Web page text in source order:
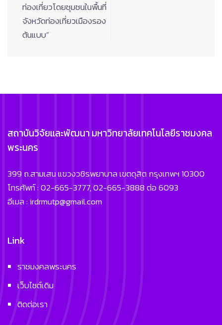
ท่องเที่ยวโดยชุมชนในพื้นที่
จังหวัดท่องเที่ยวเมืองรอง
ต้นแบบ”
สถาบันวิจัยและพัฒนา มหาวิทยาลัยเทคโนโลยีราชมงคล
พระนคร
399 ถ.สามเสน แขวงวชิรพยาบาล เขตดุสิต กรุงเทพฯ 10300
โทรศัพท์ : 02-665-3777, 02-665-3888 ต่อ 6093
อีเมล : irdrmutp@gmail.com
Link
ราชมงคลพระนคร
เว็บไซต์เดิม
ติดต่อเรา